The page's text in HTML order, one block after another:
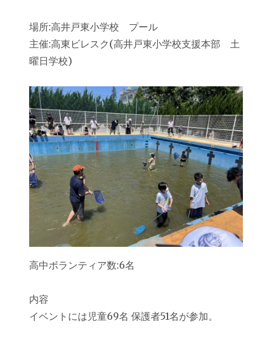
場所:高井戸東小学校 プール
主催:高東ビレスク(高井戸東小学校支援本部 土
曜日学校)
高中ボランティア数:6名
内容
イベントには児童69名 保護者51名が参加。